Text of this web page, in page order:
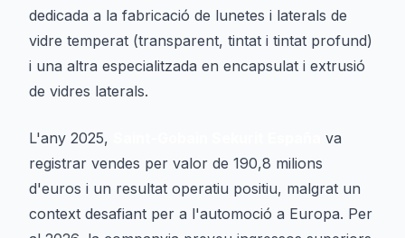
dedicada a la fabricació de lunetes i laterals de
vidre temperat (transparent, tintat i tintat profund)
i una altra especialitzada en encapsulat i extrusió
de vidres laterals.
L'any 2025,
va
registrar vendes per valor de 190,8 milions
d'euros i un resultat operatiu positiu, malgrat un
context desafiant per a l'automoció a Europa. Per